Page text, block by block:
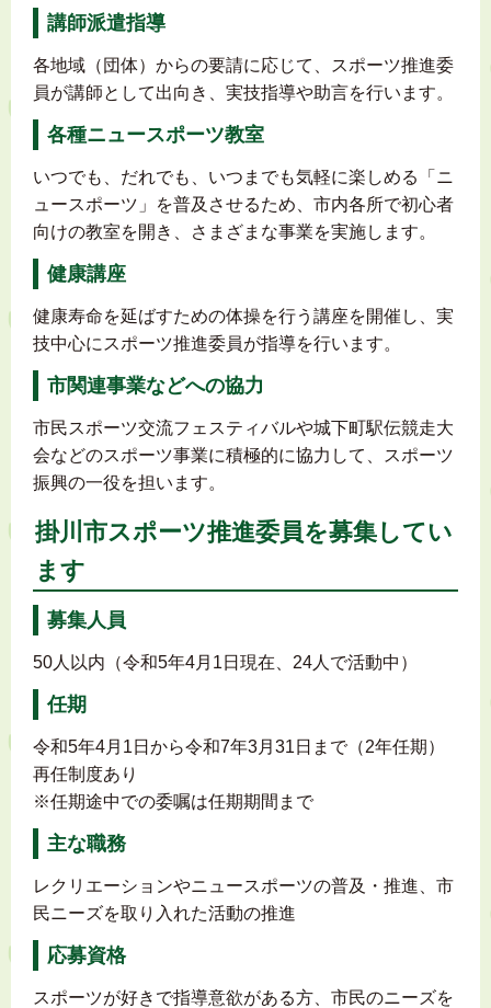
講師派遣指導
各地域（団体）からの要請に応じて、スポーツ推進委
員が講師として出向き、実技指導や助言を行います。
各種ニュースポーツ教室
いつでも、だれでも、いつまでも気軽に楽しめる「ニ
ュースポーツ」を普及させるため、市内各所で初心者
向けの教室を開き、さまざまな事業を実施します。
健康講座
健康寿命を延ばすための体操を行う講座を開催し、実
技中心にスポーツ推進委員が指導を行います。
市関連事業などへの協力
市民スポーツ交流フェスティバルや城下町駅伝競走大
会などのスポーツ事業に積極的に協力して、スポーツ
振興の一役を担います。
掛川市スポーツ推進委員を募集してい
ます
募集人員
50人以内（令和5年4月1日現在、24人で活動中）
任期
令和5年4月1日から令和7年3月31日まで（2年任期）
再任制度あり
※任期途中での委嘱は任期期間まで
主な職務
レクリエーションやニュースポーツの普及・推進、市
民ニーズを取り入れた活動の推進
応募資格
スポーツが好きで指導意欲がある方、市民のニーズを